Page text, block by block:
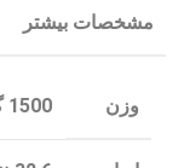
مشخصات بیشتر
وزن 1500 گرم